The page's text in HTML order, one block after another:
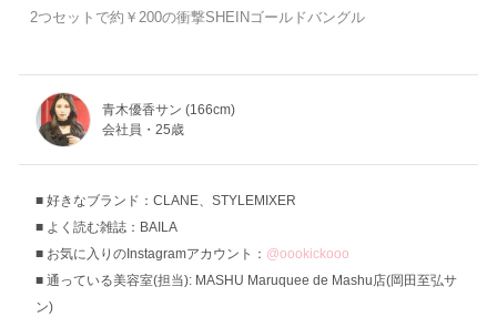
2つセットで約￥200の衝撃SHEINゴールドバングル
青木優香サン (166cm)
会社員・25歳
好きなブランド：CLANE、STYLEMIXER
よく読む雑誌：BAILA
お気に入りのInstagramアカウント： @oookickooo
通っている美容室(担当): MASHU Maruquee de Mashu店(岡田至弘サ
ン)